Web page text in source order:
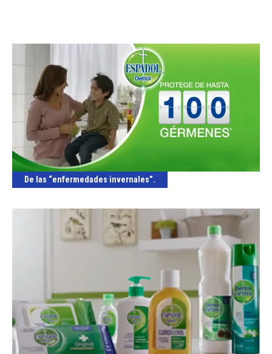
De las “enfermedades invernales”.